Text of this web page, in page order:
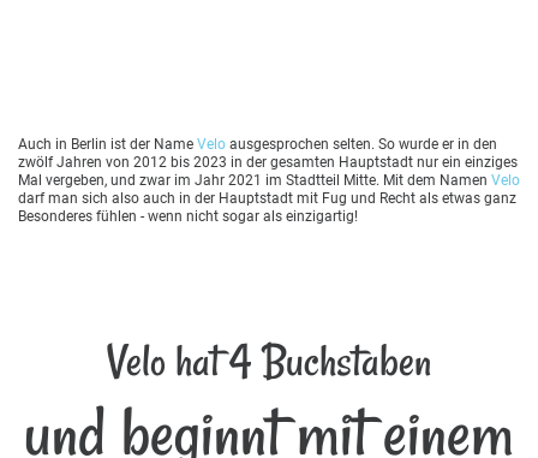
Auch in Berlin ist der Name Velo ausgesprochen selten. So wurde er in den
zwölf Jahren von 2012 bis 2023 in der gesamten Hauptstadt nur ein einziges
Mal vergeben, und zwar im Jahr 2021 im Stadtteil Mitte. Mit dem Namen Velo
darf man sich also auch in der Hauptstadt mit Fug und Recht als etwas ganz
Besonderes fühlen - wenn nicht sogar als einzigartig!
Velo hat 4 Buchstaben
und beginnt mit einem